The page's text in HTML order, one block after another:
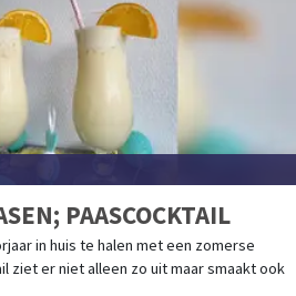
PAASCOCKTAIL
in huis te halen met een zomerse
ziet er niet alleen zo uit maar smaakt ook